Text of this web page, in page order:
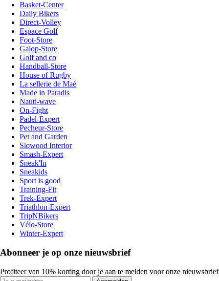
Basket-Center
Daily Bikers
Direct-Volley
Espace Golf
Foot-Store
Galop-Store
Golf and co
Handball-Store
House of Rugby
La sellerie de Maé
Made in Paradis
Nauti-wave
On-Fight
Padel-Expert
Pecheur-Store
Pet and Garden
Slowood Interior
Smash-Expert
Sneak'In
Sneakids
Sport is good
Training-Fit
Trek-Expert
Triathlon-Expert
TripNBikers
Vélo-Store
Winter-Expert
Abonneer je op onze nieuwsbrief
Profiteer van 10% korting door je aan te melden voor onze nieuwsbrief